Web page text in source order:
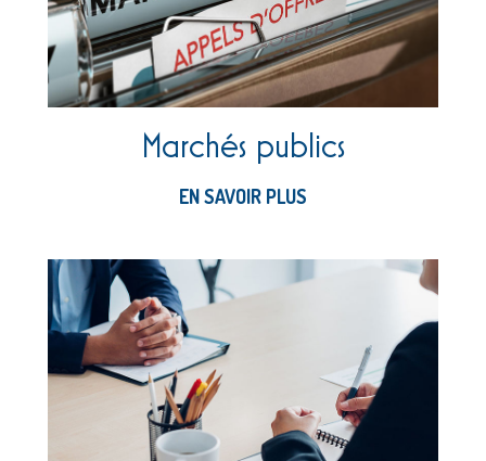
Marchés publics
EN SAVOIR PLUS